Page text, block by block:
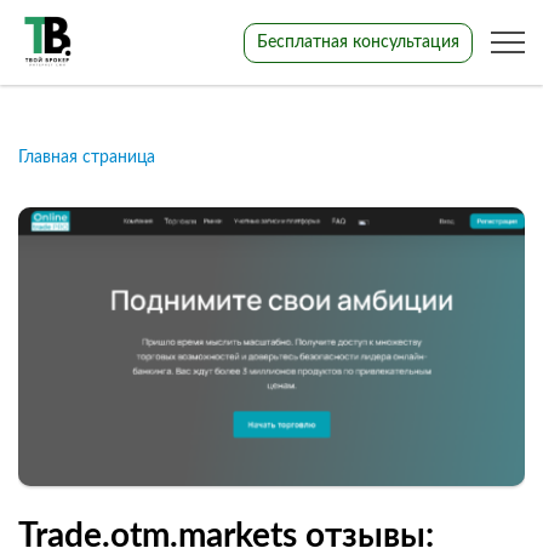
Бесплатная консультация
Главная страница
Trade.otm.markets отзывы: